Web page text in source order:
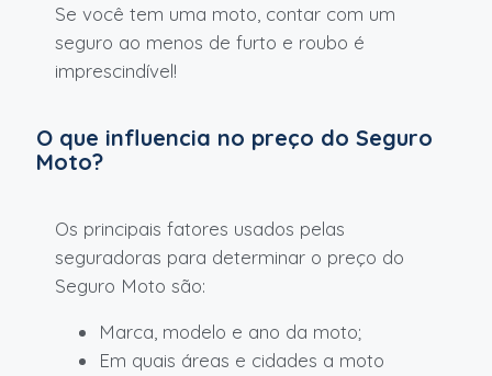
Se você tem uma moto, contar com um
seguro ao menos de furto e roubo é
imprescindível!
O que influencia no preço do Seguro
Moto?
Os principais fatores usados pelas
seguradoras para determinar o preço do
Seguro Moto são:
Marca, modelo e ano da moto;
Em quais áreas e cidades a moto